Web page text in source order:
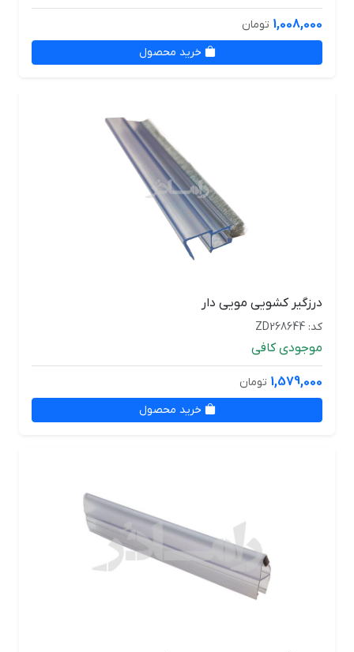
1,008,000 تومان
خرید محصول
درزگیر کشویی مویی دار
کد: ZD268644
موجودی کافی
1,579,000 تومان
خرید محصول